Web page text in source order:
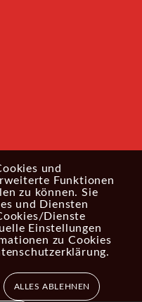
und
Funktionen
zu können. Sie
und Diensten
Dienste
Einstellungen
zu Cookies
.
ALLES ABLEHNEN